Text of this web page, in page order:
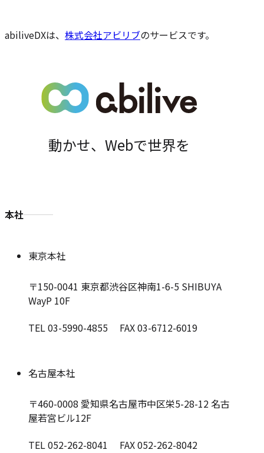
の
abiliveDXは、 株式会社アビリブのサービスです。
動かせ、Webで世界を
本社
東京本社
〒150-0041 東京都渋谷区神南1-6-5 SHIBUYA
WayP 10F
TEL 03-5990-4855 FAX 03-6712-6019
名古屋本社
〒460-0008 愛知県名古屋市中区栄5-28-12 名古
屋若宮ビル12F
TEL 052-262-8041 FAX 052-262-8042